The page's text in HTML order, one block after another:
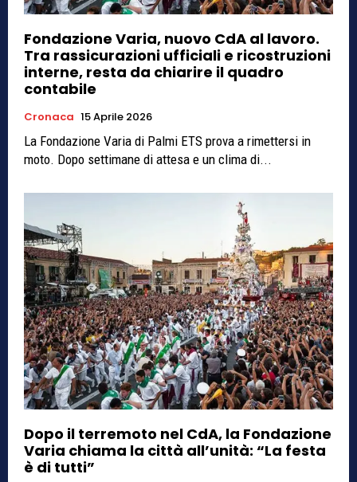
Fondazione Varia, nuovo CdA al lavoro.
Tra rassicurazioni ufficiali e ricostruzioni
interne, resta da chiarire il quadro
contabile
Cronaca 15 Aprile 2026
La Fondazione Varia di Palmi ETS prova a rimettersi in
moto. Dopo settimane di attesa e un clima di...
Dopo il terremoto nel CdA, la Fondazione
Varia chiama la città all’unità: “La festa
è di tutti”